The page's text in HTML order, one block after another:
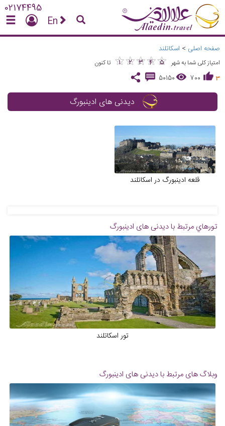
02174495
En
صفحه اصلی > اسکاتلند
امتیاز کلی شما به شهر ★
1 ★
2 ★
3 ★
4 ★
5
★★★★★
تا کنون
3
700
50150
دیدنی های ادینبورگ
قلعه ادینبورگ در اسکاتلند
تورهاي مرتبط با دیدنی های ادینبورگ
تور اسکاتلند
وبلاگ های مرتبط با دیدنی های ادینبورگ